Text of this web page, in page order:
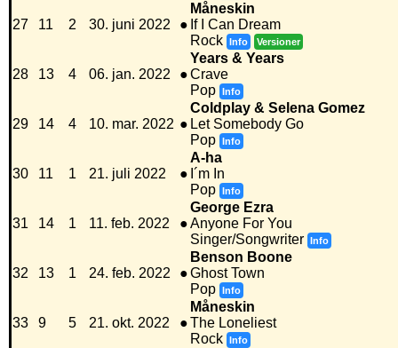
27 11 2 30. juni 2022 ●
Måneskin
If I Can Dream
Rock Info Versioner
28 13 4 06. jan. 2022 ●
Years & Years
Crave
Pop Info
29 14 4 10. mar. 2022 ●
Coldplay & Selena Gomez
Let Somebody Go
Pop Info
30 11 1 21. juli 2022 ●
A-ha
I´m In
Pop Info
31 14 1 11. feb. 2022 ●
George Ezra
Anyone For You
Singer/Songwriter Info
32 13 1 24. feb. 2022 ●
Benson Boone
Ghost Town
Pop Info
33 9 5 21. okt. 2022 ●
Måneskin
The Loneliest
Rock Info